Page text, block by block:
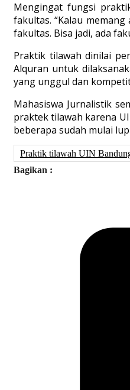
Mengingat fungsi
fakultas. “Kalau
fakultas. Bisa jadi, ada
Praktik tilawah dinilai
Alquran untuk
yang unggul dan
Mahasiswa Jurnalistik
praktek tilawah karena
beberapa sudah mulai
Praktik tilawah UIN
Bagikan :